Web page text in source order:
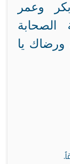
وعمر
ورضاك يا